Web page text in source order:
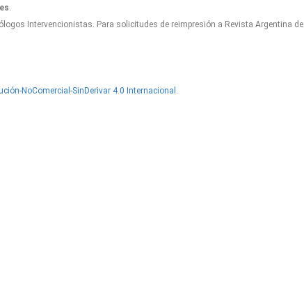
.
Intervencionistas. Para solicitudes de reimpresión a Revista Argentina de
NoComercial-SinDerivar 4.0 Internacional .